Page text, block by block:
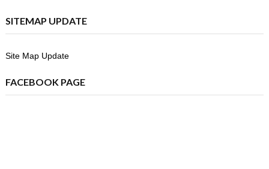
SITEMAP UPDATE
Site Map Update
FACEBOOK PAGE